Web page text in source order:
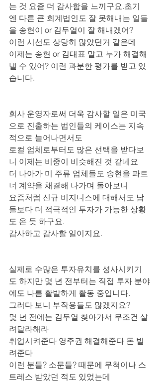
는 것 요즘 더 감사함을 느끼구요.초기
엔 다른 큰 회계법인도 잘 못해내는 일들
을 송현이 or 김두열이 잘 해내겠어?
이런 시선도 상당히 많았던거 같은데
이제는 송현 or 김대표 말고 누가 해결해
낼 수 있어? 이런 과분한 평가를 받고 있
습니다.
회사 운영자로써 더욱 감사할 일은 미국
으로 진출하는 법인들의 케이스는 지속
적으로 늘어나면서도
로컬 업체로부터도 많은 선택을 받다보
니 이제는 비중이 비슷해진 것 같네요
더 나아가 미 주류 업체들도 송현을 파트
너 계약을 채결해 나가며 돌아보니
요즘처럼 신규 비지니스에 대해서도 남
들보다 더 적극적인 투자가 가능한 상황
도 온 듯 하구요.
감사하고 감사할 일이지요.
실제로 수많은 투자유치를 성사시키기
도 하지만 몇 년 전부터는 직접 투자 분야
에도 나름 활발하게 활동 중입니다.
그러다 보니 부작용들도 많겠지요?
몇 년 전에는 김두열 찾아가서 무조건 살
려달라해라
취업시켜준다 영주권 해결해준다 돈 빌
려준다
이런 분들? 소문들? 때문에 무척이나 스
트레스 받았던 적도 있었는데